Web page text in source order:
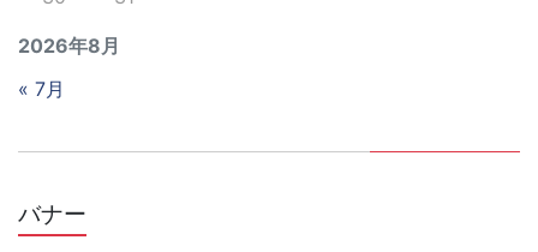
2026年8月
« 7月
バナー